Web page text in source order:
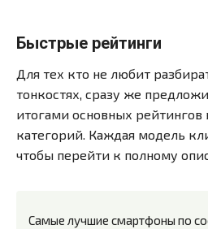
Быстрые рейтинги
Для тех кто не любит
тонкостях, сразу же
итогами основных рейтингов
категорий. Каждая модель
чтобы перейти к полному
Самые лучшие смартфоны по